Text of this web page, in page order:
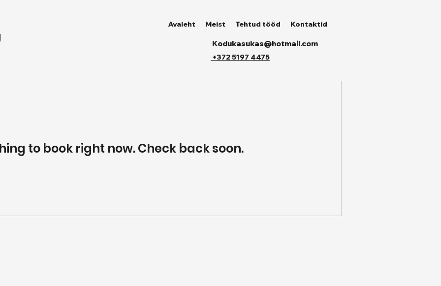
Avaleht Meist Tehtud tööd Kontaktid
Kodukasukas@hotmail.com
+372 5197 4475
to book right now. Check back soon.